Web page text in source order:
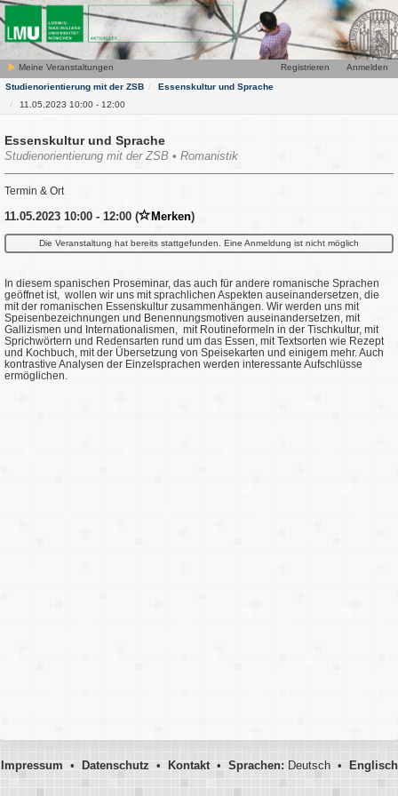
Meine Veranstaltungen Anmelden
Registrieren
Studienorientierung mit der ZSB
Essenskultur und Sprache
11.05.2023 10:00 - 12:00
Essenskultur und Sprache
Studienorientierung mit der ZSB • Romanistik
Termin & Ort
11.05.2023 10:00 - 12:00 ( Merken)
Die Veranstaltung hat bereits stattgefunden. Eine Anmeldung ist nicht möglich
In diesem spanischen Proseminar, das auch für andere romanische Sprachen
geöffnet ist, wollen wir uns mit sprachlichen Aspekten auseinandersetzen, die
mit der romanischen Essenskultur zusammenhängen. Wir werden uns mit
Speisenbezeichnungen und Benennungsmotiven auseinandersetzen, mit
Gallizismen und Internationalismen, mit Routineformeln in der Tischkultur, mit
Sprichwörtern und Redensarten rund um das Essen, mit Textsorten wie Rezept
und Kochbuch, mit der Übersetzung von Speisekarten und einigem mehr. Auch
kontrastive Analysen der Einzelsprachen werden interessante Aufschlüsse
ermöglichen.
Impressum • Datenschutz • Kontakt• Sprachen:Deutsch • Englisch